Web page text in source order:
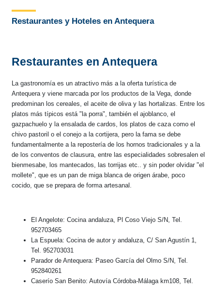
Restaurantes y Hoteles en Antequera
Restaurantes en Antequera
La gastronomía es un atractivo más a la oferta turística de
Antequera y viene marcada por los productos de la Vega, donde
predominan los cereales, el aceite de oliva y las hortalizas. Entre los
platos más típicos está "la porra", también el ajoblanco, el
gazpachuelo y la ensalada de cardos, los platos de caza como el
chivo pastoril o el conejo a la cortijera, pero la fama se debe
fundamentalmente a la repostería de los hornos tradicionales y a la
de los conventos de clausura, entre las especialidades sobresalen el
bienmesabe, los mantecados, las torrijas etc.. y sin poder olvidar "el
mollete", que es un pan de miga blanca de origen árabe, poco
cocido, que se prepara de forma artesanal.
El Angelote: Cocina andaluza, Pl Coso Viejo S/N, Tel.
952703465
La Espuela: Cocina de autor y andaluza, C/ San Agustín 1,
Tel. 952703031
Parador de Antequera: Paseo García del Olmo S/N, Tel.
952840261
Caserío San Benito: Autovía Córdoba-Málaga km108, Tel.